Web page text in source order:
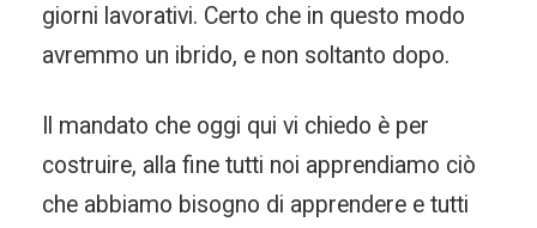
giorni lavorativi. Certo che in questo modo
avremmo un ibrido, e non soltanto dopo.
Il mandato che oggi qui vi chiedo è per
costruire, alla fine tutti noi apprendiamo ciò
che abbiamo bisogno di apprendere e tutti